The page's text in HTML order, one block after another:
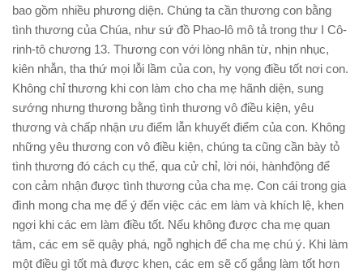
bao gồm nhiều phương diện. Chúng ta cần thương con bằng
tình thương của Chúa, như sứ đồ Phao-lô mô tả trong thư I Cô-
rinh-tô chương 13. Thương con với lòng nhân từ, nhịn nhục,
kiên nhẫn, tha thứ mọi lỗi lầm của con, hy vọng điều tốt nơi con.
Không chỉ thương khi con làm cho cha mẹ hãnh diện, sung
sướng nhưng thương bằng tình thương vô điều kiện, yêu
thương và chấp nhận ưu điểm lẫn khuyết điểm của con. Không
những yêu thương con vô điều kiện, chúng ta cũng cần bày tỏ
tình thương đó cách cụ thể, qua cử chỉ, lời nói, hànhđộng để
con cảm nhận được tình thương của cha mẹ. Con cái trong gia
đình mong cha mẹ để ý đến việc các em làm và khích lệ, khen
ngợi khi các em làm điều tốt. Nếu không được cha mẹ quan
tâm, các em sẽ quậy phá, ngỗ nghịch để cha mẹ chú ý. Khi làm
một điều gì tốt mà được khen, các em sẽ cố gắng làm tốt hơn